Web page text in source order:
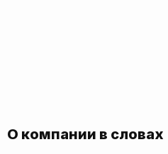
О компании в словах